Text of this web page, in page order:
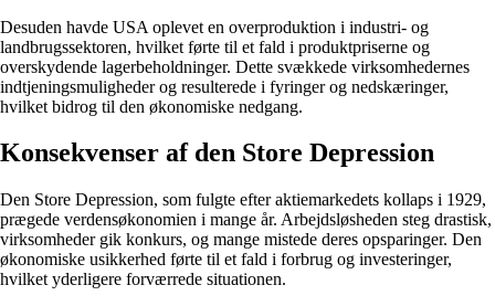
Desuden havde USA oplevet en overproduktion i industri- og
landbrugssektoren, hvilket førte til et fald i produktpriserne og
overskydende lagerbeholdninger. Dette svækkede virksomhedernes
indtjeningsmuligheder og resulterede i fyringer og nedskæringer,
hvilket bidrog til den økonomiske nedgang.
Konsekvenser af den Store Depression
Den Store Depression, som fulgte efter aktiemarkedets kollaps i 1929,
prægede verdensøkonomien i mange år. Arbejdsløsheden steg drastisk,
virksomheder gik konkurs, og mange mistede deres opsparinger. Den
økonomiske usikkerhed førte til et fald i forbrug og investeringer,
hvilket yderligere forværrede situationen.